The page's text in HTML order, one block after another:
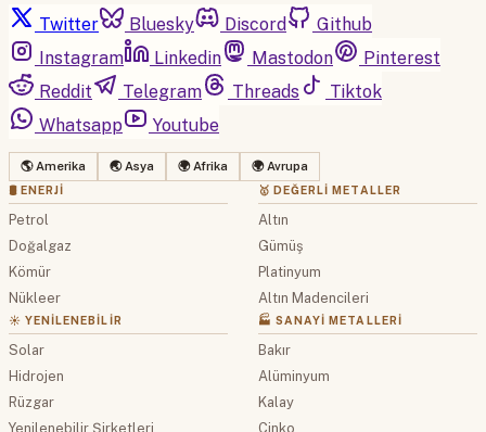
Twitter Bluesky Discord
Github
Instagram
Linkedin Mastodon
Pinterest
Reddit
Telegram Threads
Tiktok
Whatsapp
Youtube
🌎 Amerika 🌏 Asya 🌍 Afrika 🌍 Avrupa
🛢 ENERJI
Petrol
Doğalgaz
Kömür
Nükleer
☀️ YENILENEBILIR
Solar
Hidrojen
Rüzgar
Yenilenebilir Şirketleri
🥇 DEĞERLI METALLER
Altın
Gümüş
Platinyum
Altın Madencileri
🏭 SANAYI METALLERI
Bakır
Alüminyum
Kalay
Çinko